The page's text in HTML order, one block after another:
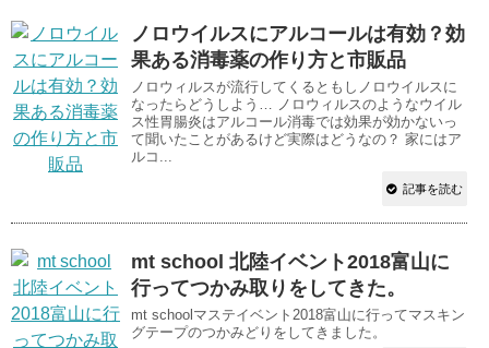
ノロウイルスにアルコールは有効？効
果ある消毒薬の作り方と市販品
ノロウィルスが流行してくるともしノロウイルスに
なったらどうしよう… ノロウィルスのようなウイル
ス性胃腸炎はアルコール消毒では効果が効かないっ
て聞いたことがあるけど実際はどうなの？ 家にはア
ルコ...
記事を読む
mt school 北陸イベント2018富山に
行ってつかみ取りをしてきた。
mt schoolマステイベント2018富山に行ってマスキン
グテープのつかみどりをしてきました。